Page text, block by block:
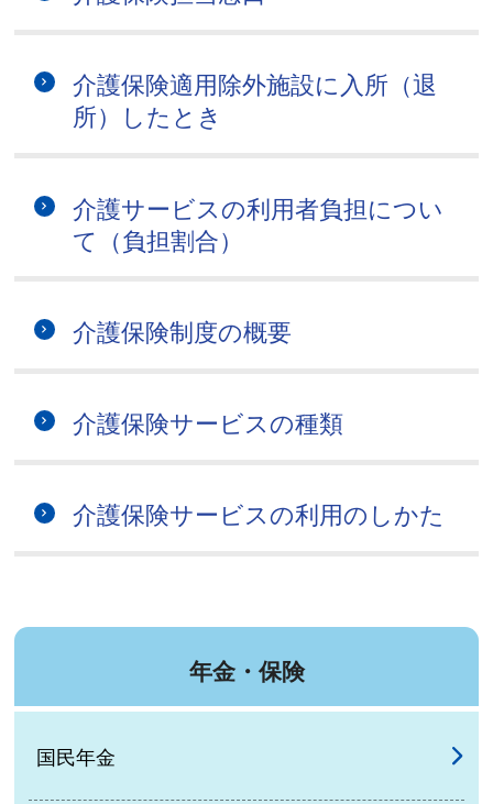
介護保険適用除外施設に入所（退
所）したとき
介護サービスの利用者負担につい
て（負担割合）
介護保険制度の概要
介護保険サービスの種類
介護保険サービスの利用のしかた
年金・保険
国民年金